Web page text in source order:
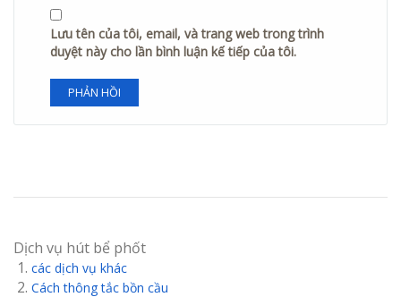
Lưu tên của tôi, email, và trang web trong trình
duyệt này cho lần bình luận kế tiếp của tôi.
Dịch vụ hút bể phốt
các dịch vụ khác
Cách thông tắc bồn cầu